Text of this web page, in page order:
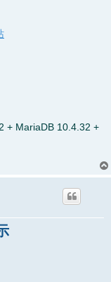
+ MariaDB 10.4.32 +